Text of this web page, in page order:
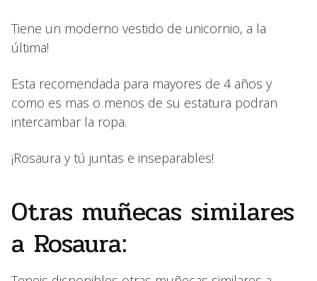
Tiene un moderno vestido de unicornio, a la
última!
Esta recomendada para mayores de 4 años y
como es mas o menos de su estatura podran
intercambar la ropa.
¡Rosaura y tú juntas e inseparables!
Otras muñecas similares
a Rosaura: